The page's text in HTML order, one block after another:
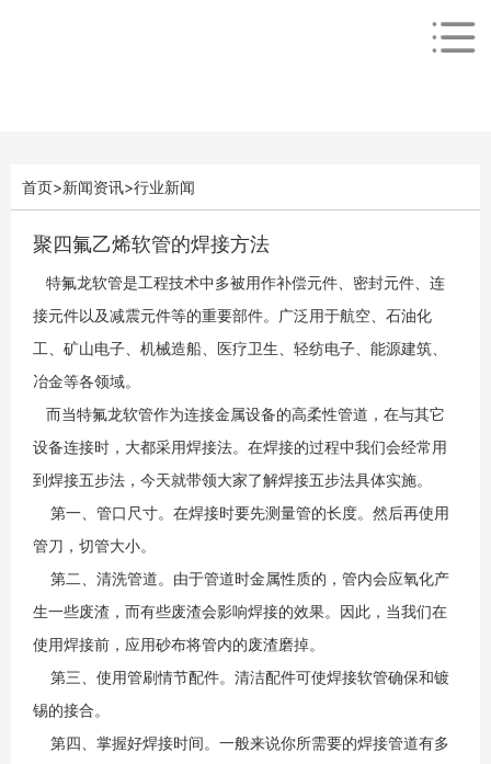
首页>新闻资讯>行业新闻
聚四氟乙烯软管的焊接方法
特氟龙软管是工程技术中多被用作补偿元件、密封元件、连
接元件以及减震元件等的重要部件。广泛用于航空、石油化
工、矿山电子、机械造船、医疗卫生、轻纺电子、能源建筑、
冶金等各领域。
而当特氟龙软管作为连接金属设备的高柔性管道，在与其它
设备连接时，大都采用焊接法。在焊接的过程中我们会经常用
到焊接五步法，今天就带领大家了解焊接五步法具体实施。
第一、管口尺寸。在焊接时要先测量管的长度。然后再使用
管刀，切管大小。
第二、清洗管道。由于管道时金属性质的，管内会应氧化产
生一些废渣，而有些废渣会影响焊接的效果。因此，当我们在
使用焊接前，应用砂布将管内的废渣磨掉。
第三、使用管刷情节配件。清洁配件可使焊接软管确保和镀
锡的接合。
第四、掌握好焊接时间。一般来说你所需要的焊接管道有多